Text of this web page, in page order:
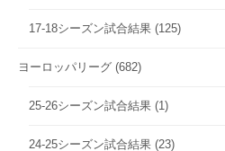
17-18シーズン試合結果 (125)
ヨーロッパリーグ (682)
25-26シーズン試合結果 (1)
24-25シーズン試合結果 (23)